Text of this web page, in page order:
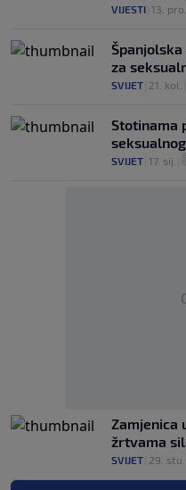
VIJESTI 13. pro.
za
SVIJET 21. kol.
Stotinama
SVIJET 17. sij.
Zamjenica
žrtvama
SVIJET 29. stu.